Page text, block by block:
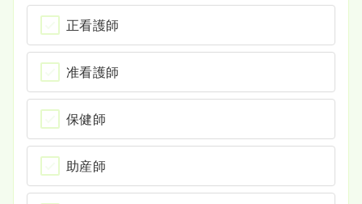
正看護師
准看護師
保健師
助産師